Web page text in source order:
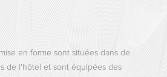
en forme sont situées dans de
de l'hôtel et sont équipées des